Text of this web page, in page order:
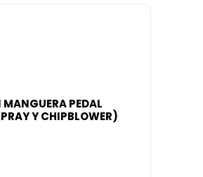
PEDAL
Y CHIPBLOWER)